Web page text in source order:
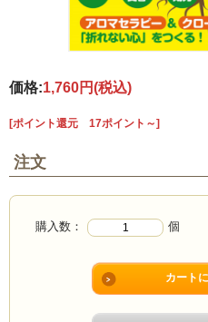
価格:1,760円(税込)
[ポイント還元 17ポイント～]
注文
購入数： 個